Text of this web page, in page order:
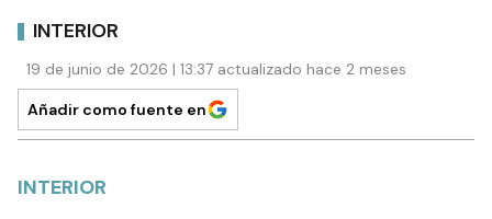
INTERIOR
19 de junio de 2026 | 13:37 actualizado hace 2 meses
Añadir como fuente en
INTERIOR